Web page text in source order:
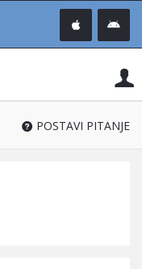
®
POSTAVI PITANJE